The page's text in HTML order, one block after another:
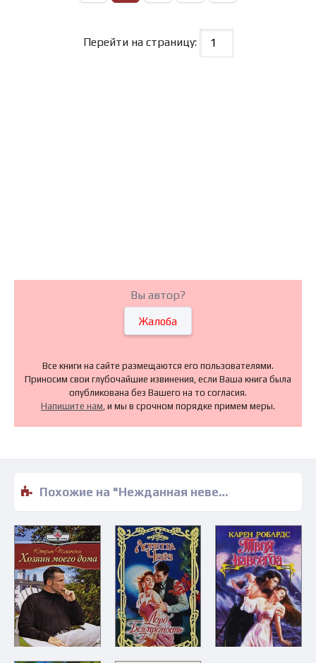
Перейти на страницу:
Вы автор?
Жалоба
Все книги на сайте размещаются его пользователями.
Приносим свои глубочайшие извинения, если Ваша книга была
опубликована без Вашего на то согласия.
Напишите нам, и мы в срочном порядке примем меры.
Похожие на "Нежданная невеста - Мейр Ансворт" книги читать бесплатно полные версии